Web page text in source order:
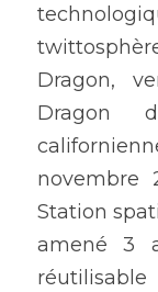
Dragon,
Dragon
Station
amené 3